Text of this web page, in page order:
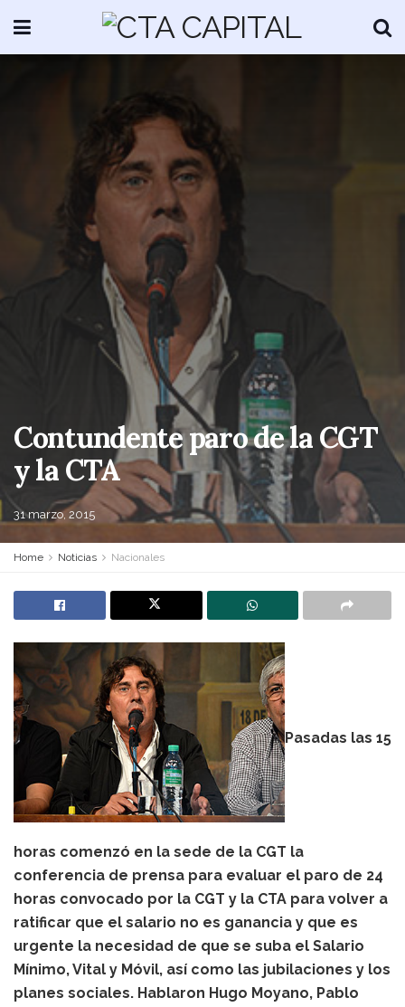
Contundente paro de la CGT
y la CTA
31 marzo, 2015
Home Noticias Nacionales
Pasadas las 15
horas comenzó en la sede de la CGT la
conferencia de prensa para evaluar el paro de 24
horas convocado por la CGT y la CTA para volver a
ratificar que el salario no es ganancia y que es
urgente la necesidad de que se suba el Salario
Mínimo, Vital y Móvil, así como las jubilaciones y los
planes sociales. Hablaron Hugo Moyano, Pablo